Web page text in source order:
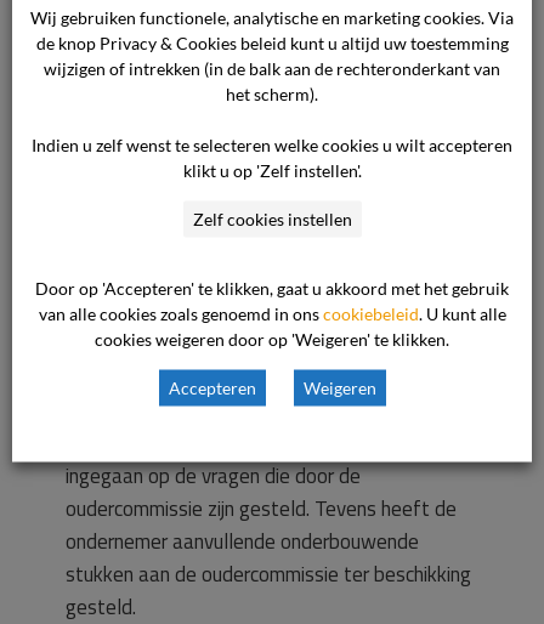
of de ondernemer bij het vaststellen van de
tariefsverhoging voor het jaar 2021 het advies
van de oudercommissie voldoende heeft
negatief geadviseerd op de voorgestelde
tariefsverhoging van 4,7% en aangegeven
alleen akkoord te kunnen gaan met een
commissie constateert dat de ondernemer het
adviestraject met zijn adviesaanvraag d.d. 5
oktober 2020 heeft opgestart. De commissie
stelt ook vast dat partijen in een nader
informatie traject per e-mail met elkaar hebben
ingegaan op de vragen die door de
oudercommissie zijn gesteld. Tevens heeft de
ondernemer aanvullende onderbouwende
stukken aan de oudercommissie ter beschikking
gesteld.
Wij gebruiken functionele, analytische en marketing cookies. Via
de knop Privacy & Cookies beleid kunt u altijd uw toestemming
wijzigen of intrekken (in de balk aan de rechteronderkant van
het scherm).
Indien u zelf wenst te selecteren welke cookies u wilt accepteren
klikt u op 'Zelf instellen'.
Zelf cookies instellen
Door op 'Accepteren' te klikken, gaat u akkoord met het gebruik
van alle cookies zoals genoemd in onscookiebeleid. U kunt alle
cookies weigeren door op 'Weigeren' te klikken.
Accepteren Weigeren